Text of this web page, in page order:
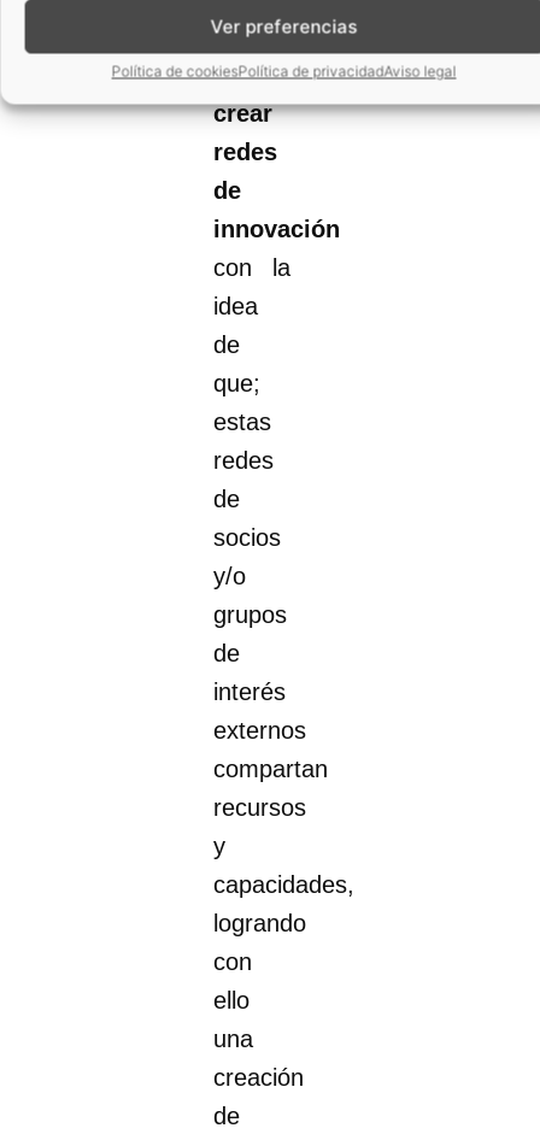
Ver preferencias
Política de cookiesPolítica de privacidadAviso legal
Innovation”
pretende
crear
redes
de
innovación
con la
idea
de
que;
estas
redes
de
socios
y/o
grupos
de
interés
externos
compartan
recursos
y
capacidades,
logrando
con
ello
una
creación
de